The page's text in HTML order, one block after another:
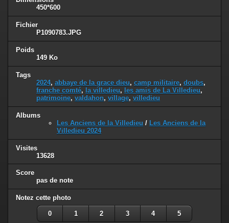
450*600
Fichier
P1090783.JPG
Poids
149 Ko
Tags
2024, abbaye de la grace dieu, camp militaire, doubs,
franche comté, la villedieu, les amis de La Villedieu,
patrimoine, valdahon, village, villedieu
Albums
Les Anciens de la Villedieu / Les Anciens de la
Villedieu 2024
Visites
13628
Score
pas de note
Notez cette photo
0 1 2 3 4 5